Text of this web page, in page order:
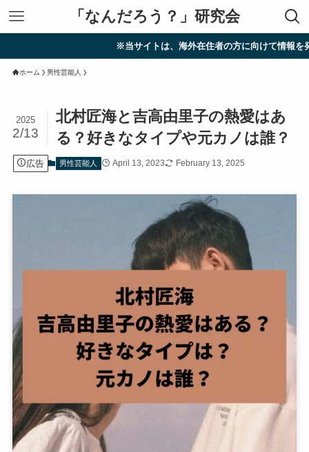
「なんだろう？」研究会
※当サイトは、海外在住者の方に向けて情報を発信しています
ホーム 男性芸能人
北村匠海と吉高由里子の熱愛はあ
る？好きなタイプや元カノは誰？
2025
2/13
広告 男性芸能人 April 13, 2023 February 13, 2025